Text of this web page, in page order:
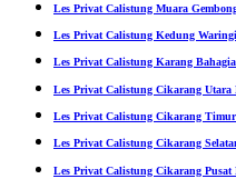
Les Privat Calistung Muara
Les Privat Calistung Kedung
Les Privat Calistung Karang
Les Privat Calistung Cikarang
Les Privat Calistung Cikarang
Les Privat Calistung Cikarang
Les Privat Calistung Cikarang